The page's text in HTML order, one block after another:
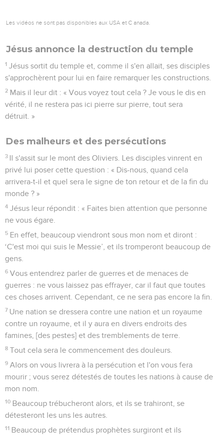
Les vidéos ne sont pas disponibles aux USA et C anada.
Jésus annonce la destruction du temple
1 Jésus sortit du temple et, comme il s'en allait, ses disciples
s'approchèrent pour lui en faire remarquer les constructions.
2 Mais il leur dit : « Vous voyez tout cela ? Je vous le dis en
vérité, il ne restera pas ici pierre sur pierre, tout sera
détruit. »
Des malheurs et des persécutions
3 Il s'assit sur le mont des Oliviers. Les disciples vinrent en
privé lui poser cette question : « Dis-nous, quand cela
arrivera-t-il et quel sera le signe de ton retour et de la fin du
monde ? »
4 Jésus leur répondit : « Faites bien attention que personne
ne vous égare.
5 En effet, beaucoup viendront sous mon nom et diront :
‘C'est moi qui suis le Messie’, et ils tromperont beaucoup de
gens.
6 Vous entendrez parler de guerres et de menaces de
guerres : ne vous laissez pas effrayer, car il faut que toutes
ces choses arrivent. Cependant, ce ne sera pas encore la fin.
7 Une nation se dressera contre une nation et un royaume
contre un royaume, et il y aura en divers endroits des
famines, [des pestes] et des tremblements de terre.
8 Tout cela sera le commencement des douleurs.
9 Alors on vous livrera à la persécution et l'on vous fera
mourir ; vous serez détestés de toutes les nations à cause de
mon nom.
10 Beaucoup trébucheront alors, et ils se trahiront, se
détesteront les uns les autres.
11 Beaucoup de prétendus prophètes surgiront et ils